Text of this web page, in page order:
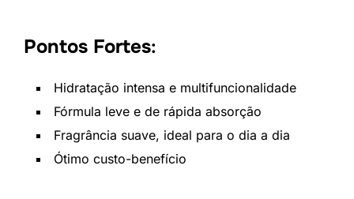
Pontos Fortes:
Hidratação intensa e multifuncionalidade
Fórmula leve e de rápida absorção
Fragrância suave, ideal para o dia a dia
Ótimo custo-benefício